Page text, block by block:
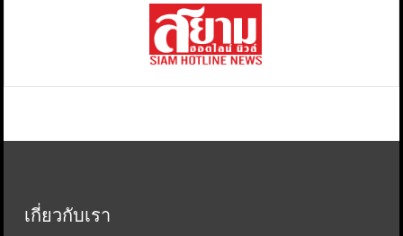
เกี่ยวกับเรา